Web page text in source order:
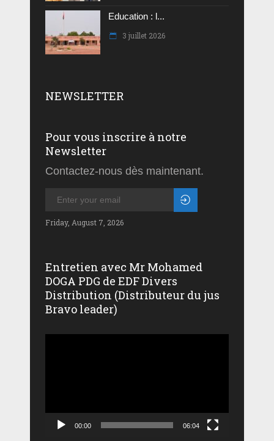
Education : l...
3 juillet 2026
NEWSLETTER
Pour vous inscrire à notre
Newsletter
Contactez-nous dès maintenant.
Friday, August 7, 2026
Entretien avec Mr Mohamed
DOGA PDG de EDF Divers
Distribution (Distributeur du jus
Bravo leader)
00:00 06:04